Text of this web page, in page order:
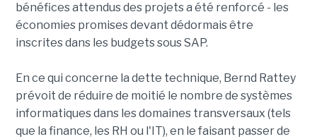
bénéfices attendus des projets a été renforcé - les
économies promises devant dédormais être
inscrites dans les budgets sous SAP.
En ce qui concerne la dette technique, Bernd Rattey
prévoit de réduire de moitié le nombre de systèmes
informatiques dans les domaines transversaux (tels
que la finance, les RH ou l'IT), en le faisant passer de